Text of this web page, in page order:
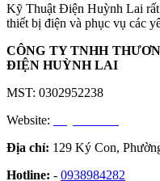
Các
tùy
có
thể
chọn
trang
sản
phẩm
Kỹ Thuật Điện Huỳnh Lai rất
thiết bị điện và phục vụ các
CÔNG TY TNHH
ĐIỆN HUỲNH LAI
MST: 0302952238
Website:
Địa chỉ: 129 Ký Con,
Hotline: - 0938984282